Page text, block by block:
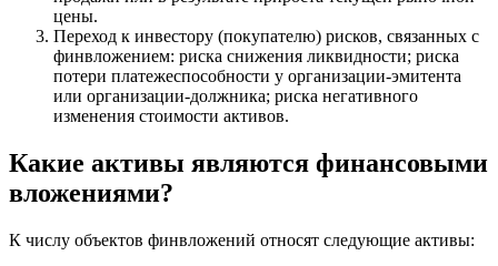
цены.
Переход к инвестору (покупателю) рисков, связанных с
финвложением: риска снижения ликвидности; риска
потери платежеспособности у организации-эмитента
или организации-должника; риска негативного
изменения стоимости активов.
Какие активы являются финансовыми
вложениями?
К числу объектов финвложений относят следующие активы: